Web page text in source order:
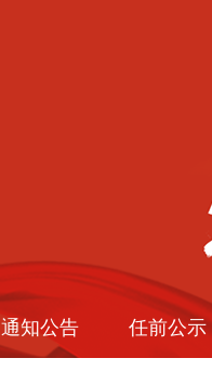
通知公告 任前公示